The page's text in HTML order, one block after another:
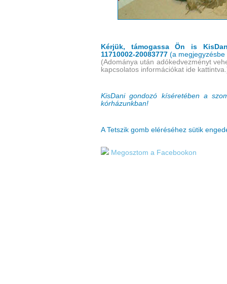
Kérjük, támogassa Ön is
11710002-20083777 (a
(Adománya után adókedvezményt
kapcsolatos információkat ide kattintva
KisDani gondozó kíséretében a
kórházunkban!
A Tetszik gomb eléréséhez sütik
Megosztom a Facebookon